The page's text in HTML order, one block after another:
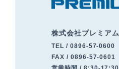
株式会社プレミアム
TEL / 0896-57-0600
FAX / 0896-57-0601